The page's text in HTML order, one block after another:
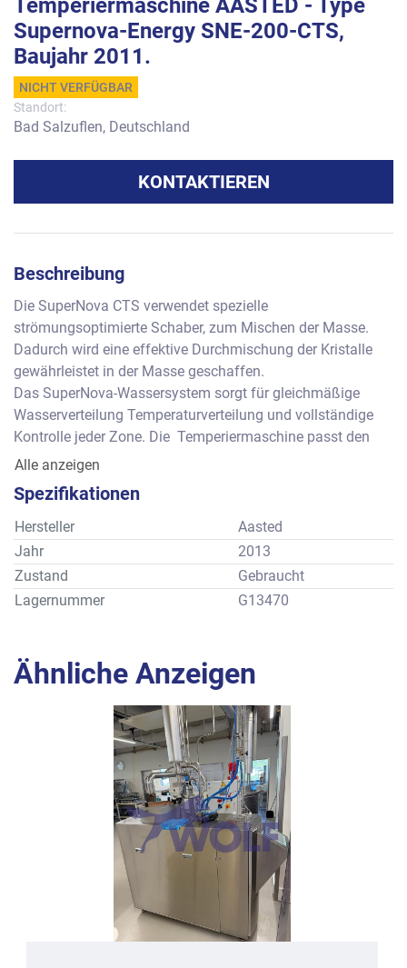
Temperiermaschine AASTED - Type
Supernova-Energy SNE-200-CTS,
Baujahr 2011.
NICHT VERFÜGBAR
Standort:
Bad Salzuflen, Deutschland
KONTAKTIEREN
Beschreibung
Die SuperNova CTS verwendet spezielle
strömungsoptimierte Schaber, zum Mischen der Masse.
Dadurch wird eine effektive Durchmischung der Kristalle
gewährleistet in der Masse geschaffen.
Das SuperNova-Wassersystem sorgt für gleichmäßige
Wasserverteilung Temperaturverteilung und vollständige
Kontrolle jeder Zone. Die  Temperiermaschine passt den
Kühlwasserdurchfluss sofort an die jeweiligen
Durchfluss der Schokolade und sorgt so für eine jederzeit
perfekte Temperierung bei minimalem Wasserverbrauch.
Leistung: ca. 200 kg/h
Alle anzeigen
Spezifikationen
Hersteller
Aasted
Jahr
2013
Zustand
Gebraucht
Lagernummer
G13470
Ähnliche Anzeigen